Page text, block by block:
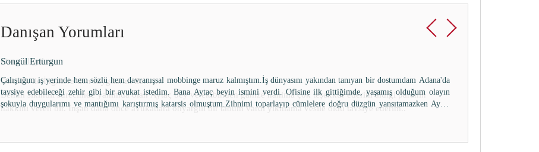
Danışan Yorumları
Onur idiguk
Öncelik ile İngiltere’den saygilarim ile…….
Benim sikintili sürecimde yanimda olan Aytaç bey ve ekibinden gamze hanima çok teşekkür ederim aldigi paranin
hakkini veren bir. İnşan daha önce avukatlara onyargili bir tabum vardi yikmama vesile oldu tavsiye ederim..